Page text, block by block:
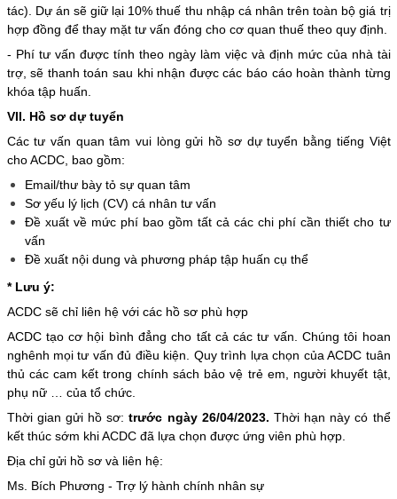
tác). Dự án sẽ giữ lại 10% thuế thu nhập cá nhân trên toàn bộ giá trị
hợp đồng để thay mặt tư vấn đóng cho cơ quan thuế theo quy định.
- Phí tư vấn được tính theo ngày làm việc và định mức của nhà tài
trợ, sẽ thanh toán sau khi nhận được các báo cáo hoàn thành từng
khóa tập huấn.
VII. Hồ sơ dự tuyển
Các tư vấn quan tâm vui lòng gửi hồ sơ dự tuyển bằng tiếng Việt
cho ACDC, bao gồm:
Email/thư bày tỏ sự quan tâm
Sơ yếu lý lịch (CV) cá nhân tư vấn
Đề xuất về mức phí bao gồm tất cả các chi phí cần thiết cho tư
vấn
Đề xuất nội dung và phương pháp tập huấn cụ thể
* Lưu ý:
ACDC sẽ chỉ liên hệ với các hồ sơ phù hợp
ACDC tạo cơ hội bình đẳng cho tất cả các tư vấn. Chúng tôi hoan
nghênh mọi tư vấn đủ điều kiện. Quy trình lựa chọn của ACDC tuân
thủ các cam kết trong chính sách bảo vệ trẻ em, người khuyết tật,
phụ nữ … của tổ chức.
Thời gian gửi hồ sơ:trước ngày 26/04/2023. Thời hạn này có thể
kết thúc sớm khi ACDC đã lựa chọn được ứng viên phù hợp.
Địa chỉ gửi hồ sơ và liên hệ:
Ms. Bích Phương - Trợ lý hành chính nhân sự